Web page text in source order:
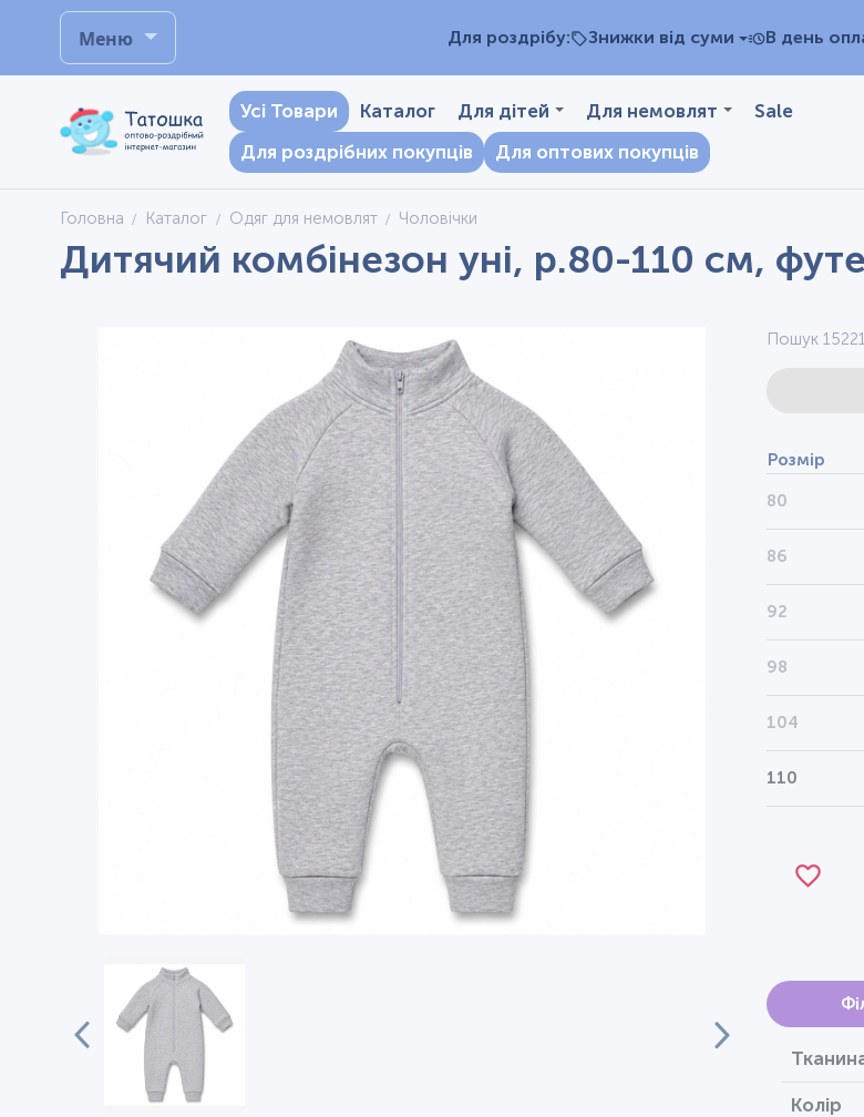
Меню Для роздрібу: Знижки від суми В день
Усі Товари Каталог Для дітей Для немовлят
Sale
Для роздрібних покупців
Для оптових покупців
Головна Каталог Одяг для немовлят Чоловічки
Дитячий комбінезон уні, р.80-110 см,
Пошук
Розмір
80
86
92
98
104
110
Колір